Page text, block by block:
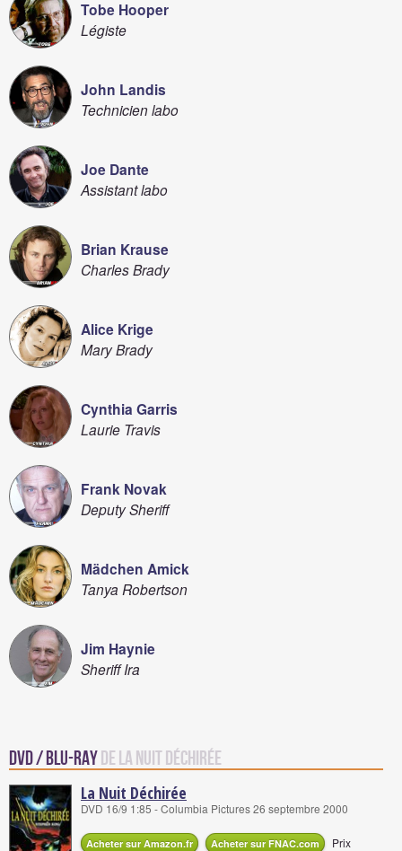
Tobe Hooper
Légiste
John Landis
Technicien labo
Joe Dante
Assistant labo
Brian Krause
Charles Brady
Alice Krige
Mary Brady
Cynthia Garris
Laurie Travis
Frank Novak
Deputy Sheriff
Mädchen Amick
Tanya Robertson
Jim Haynie
Sheriff Ira
DVD / Blu-Rayde La Nuit Déchirée
La Nuit Déchirée
DVD 16/9 1:85 - Columbia Pictures 26 septembre 2000
Acheter sur Amazon.fr Acheter sur FNAC.com
Prix